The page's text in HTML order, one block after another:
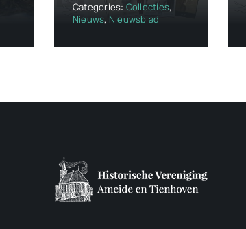
Categories: Collecties,
Nieuws, Nieuwsblad